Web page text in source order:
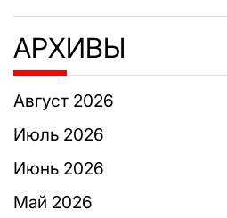
АРХИВЫ
Август 2026
Июль 2026
Июнь 2026
Май 2026